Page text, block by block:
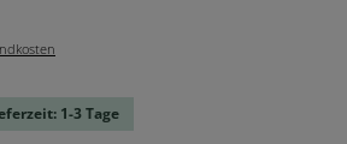
1-3 Tage